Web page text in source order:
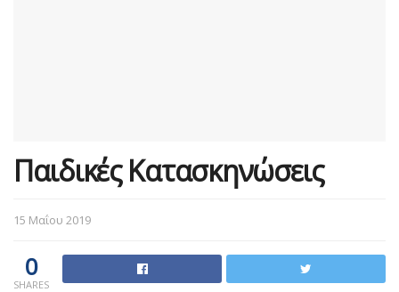
Παιδικές Κατασκηνώσεις
15 Μαΐου 2019
0
SHARES